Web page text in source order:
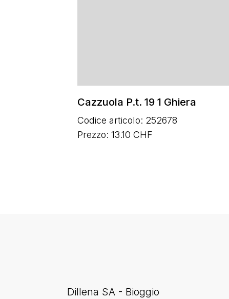
Cazzuola P.t. 19 1 Ghiera
Codice articolo: 252678
Prezzo: 13.10 CHF
Dillena SA - Bioggio